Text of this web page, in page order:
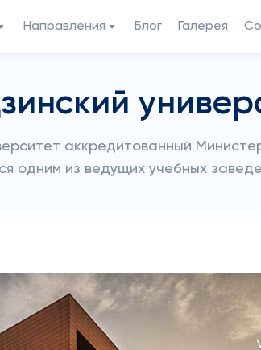
Направления Блог Галерея
аккредитованный
одним из ведущих учебных